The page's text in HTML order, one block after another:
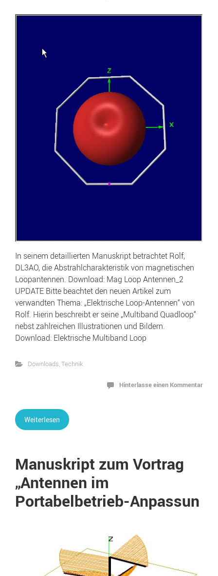
In seinem detaillierten Manuskript betrachtet Rolf,
DL3AO, die Abstrahlcharakteristik von magnetischen
Loopantennen. Download: Mag Loop Antennen_2
UPDATE Bitte beachtet den neuen Artikel zum
verwandten Thema: „Elektrische Loop-Antennen“ von
Rolf. Hierin beschreibt er seine „Multiband Quadloop“
nebst zahlreichen Illustrationen und Bildern.
Download: Elektrische Multiband Loop
Downloads,Technik
Hinterlasse einen Kommentar
Weiterlesen
Manuskript zum Vortrag
„Antennen im
Portabelbetrieb-Anpassun